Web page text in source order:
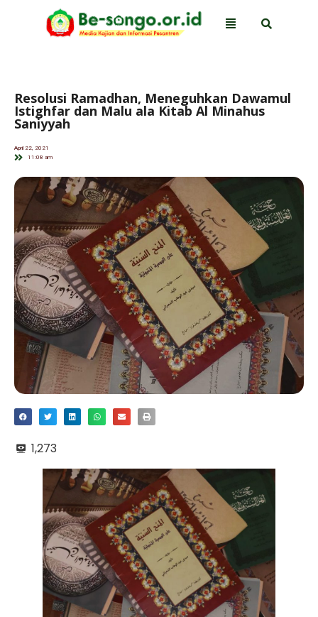
Resolusi Ramadhan, Meneguhkan Dawamul
Istighfar dan Malu ala Kitab Al Minahus
Saniyyah
April 22, 2021
11:08 am
1,273